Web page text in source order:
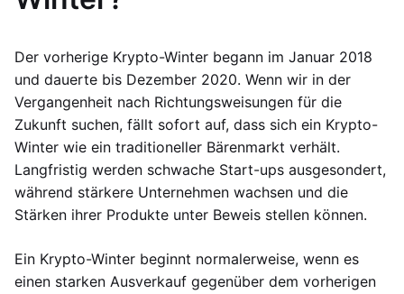
Der vorherige Krypto-Winter begann im Januar 2018
und dauerte bis Dezember 2020. Wenn wir in der
Vergangenheit nach Richtungsweisungen für die
Zukunft suchen, fällt sofort auf, dass sich ein Krypto-
Winter wie ein traditioneller Bärenmarkt verhält.
Langfristig werden schwache Start-ups ausgesondert,
während stärkere Unternehmen wachsen und die
Stärken ihrer Produkte unter Beweis stellen können.
Ein Krypto-Winter beginnt normalerweise, wenn es
einen starken Ausverkauf gegenüber dem vorherigen